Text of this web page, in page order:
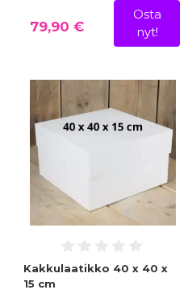
79,90 €
Osta
nyt!
Kakkulaatikko 40 x 40 x
15 cm